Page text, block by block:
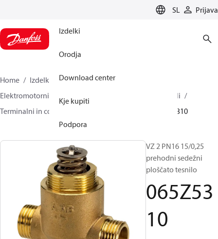
SL Prijava
Izdelki
Orodja
Download center
Kje kupiti
Podpora
Home Izdelki
Climate Solutions za ogrevanje
Elektromotorni regulacijski ventili
Regulacijski ventili
Terminalni in conski ventili
065Z5310
VZ 2 PN16 15/0,25
prehodni sedežni
ploščato tesnilo
065Z53
10